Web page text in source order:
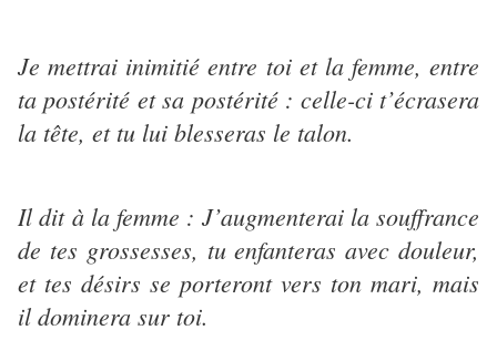
Je mettrai inimitié entre toi et la femme, entre
ta postérité et sa postérité : celle-ci t’écrasera
la tête, et tu lui blesseras le talon.
Il dit à la femme : J’augmenterai la souffrance
de tes grossesses, tu enfanteras avec douleur,
et tes désirs se porteront vers ton mari, mais
il dominera sur toi.